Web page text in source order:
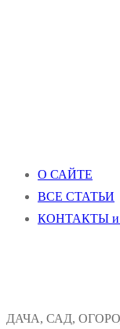
О САЙТЕ
ВСЕ СТАТЬИ
КОНТАКТЫ
ДАЧА, САД,